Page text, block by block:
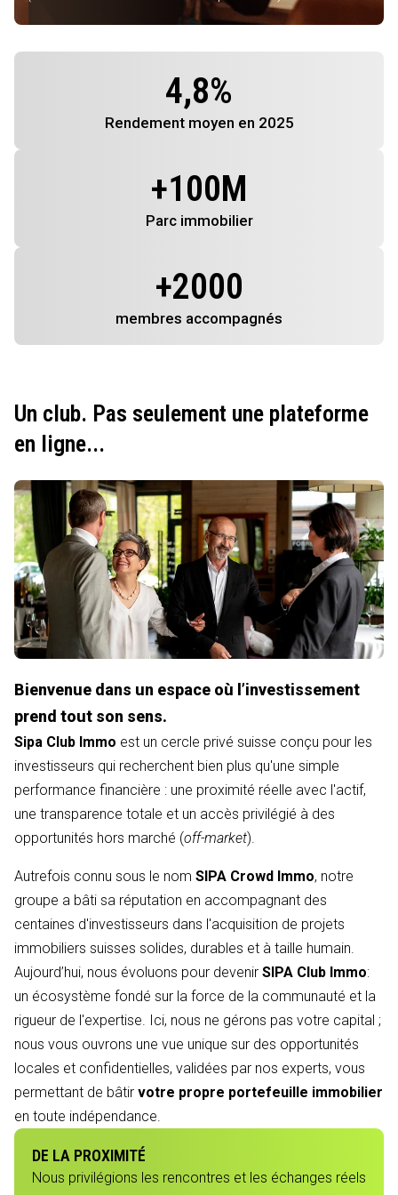
4,8%
Rendement moyen en 2025
+100M
Parc immobilier
+2000
membres accompagnés
Un club. Pas seulement une plateforme
en ligne...
Bienvenue dans un espace où l’investissement
prend tout son sens.
Sipa Club Immo est un cercle privé suisse conçu pour les
investisseurs qui recherchent bien plus qu'une simple
performance financière : une proximité réelle avec l'actif,
une transparence totale et un accès privilégié à des
opportunités hors marché (off-market).
Autrefois connu sous le nom SIPA Crowd Immo, notre
groupe a bâti sa réputation en accompagnant des
centaines d'investisseurs dans l'acquisition de projets
immobiliers suisses solides, durables et à taille humain.
Aujourd’hui, nous évoluons pour devenir SIPA Club Immo:
un écosystème fondé sur la force de la communauté et la
rigueur de l'expertise. Ici, nous ne gérons pas votre capital ;
nous vous ouvrons une vue unique sur des opportunités
locales et confidentielles, validées par nos experts, vous
permettant de bâtir votre propre portefeuille immobilier
en toute indépendance.
DE LA PROXIMITÉ
Nous privilégions les rencontres et les échanges réels